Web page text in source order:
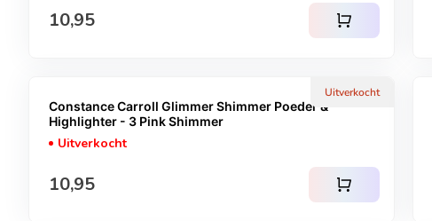
Normale prijs
10,95 shopping_cart
Uitverkocht
Constance Carroll Glimmer Shimmer Poeder &
Highlighter - 3 Pink Shimmer
Uitverkocht
Normale prijs
10,95 shopping_cart